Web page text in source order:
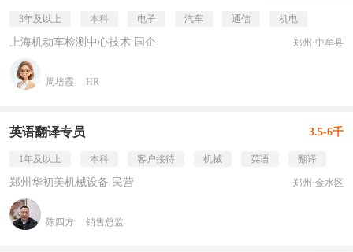
3年及以上 本科 电子 汽车 通信 机电
上海机动车检测中心技术 国企 郑州·中牟县
周培霞 HR
英语翻译专员 3.5-6千
1年及以上 本科 客户接待 机械 英语 翻译
郑州华初美机械设备 民营 郑州·金水区
陈四方 销售总监